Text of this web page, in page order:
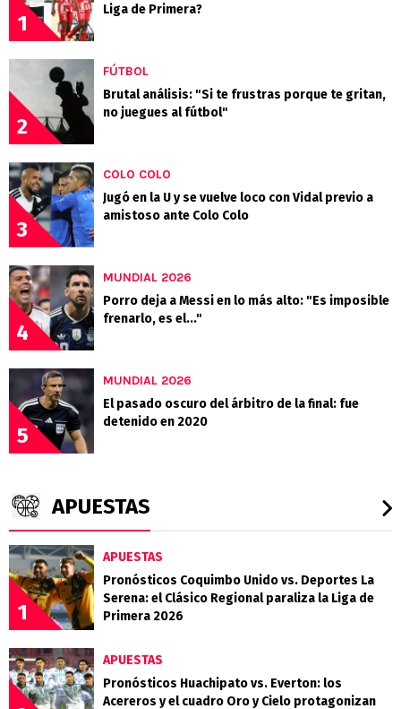
1
Liga de Primera?
2
FÚTBOL
Brutal análisis: "Si te frustras porque te gritan,
no juegues al fútbol"
3
COLO COLO
Jugó en la U y se vuelve loco con Vidal previo a
amistoso ante Colo Colo
4
MUNDIAL 2026
Porro deja a Messi en lo más alto: "Es imposible
frenarlo, es el..."
5
MUNDIAL 2026
El pasado oscuro del árbitro de la final: fue
detenido en 2020
APUESTAS
1
APUESTAS
Pronósticos Coquimbo Unido vs. Deportes La
Serena: el Clásico Regional paraliza la Liga de
Primera 2026
APUESTAS
Pronósticos Huachipato vs. Everton: los
Acereros y el cuadro Oro y Cielo protagonizan